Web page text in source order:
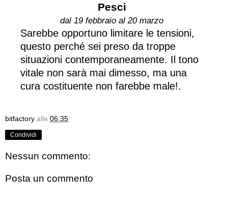
Pesci
dal 19 febbraio al 20 marzo
Sarebbe opportuno limitare le tensioni,
questo perché sei preso da troppe
situazioni contemporaneamente. Il tono
vitale non sarà mai dimesso, ma una
cura costituente non farebbe male!.
bitfactory alle 06:35
Condividi
Nessun commento:
Posta un commento